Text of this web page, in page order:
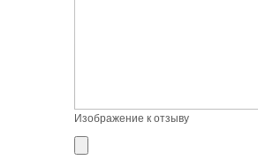
Изображение к отзыву